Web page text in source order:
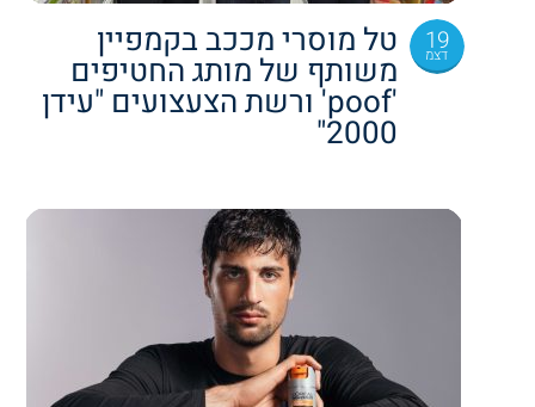
19
דצמ טל מוסרי מככב בקמפיין
משותף של מותג החטיפים
'poof' ורשת הצעצועים "עידן
2000"